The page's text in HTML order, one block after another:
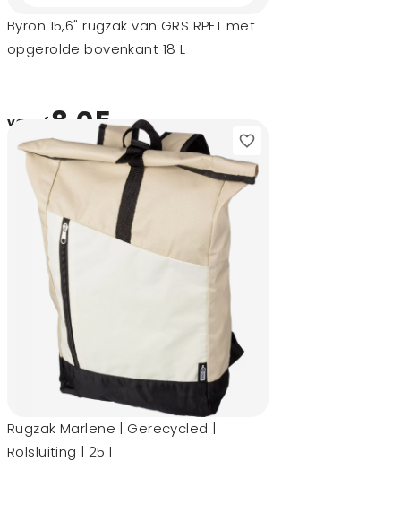
Byron 15,6" rugzak van GRS RPET met
opgerolde bovenkant 18 L
vanaf 8,05
Rugzak Marlene | Gerecycled |
Rolsluiting | 25 l